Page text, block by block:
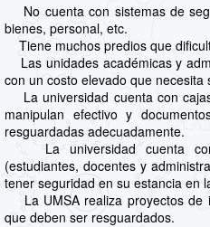
No cuenta con sistemas de
bienes, personal, etc.
Tiene muchos predios que
Las unidades académicas y
con un costo elevado que
La universidad cuenta con
manipulan efectivo y
resguardadas adecuadamente.
La universidad cuenta con
(estudiantes, docentes y
tener seguridad en su estancia en
La UMSA realiza proyectos de
que deben ser resguardados.